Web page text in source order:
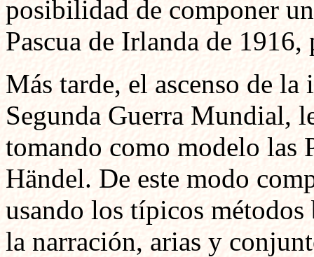
posibilidad de componer
Pascua de Irlanda de
Más tarde, el ascenso de
Segunda Guerra Mundial,
tomando como modelo las
Händel. De este modo
usando los típicos
la narración, arias y